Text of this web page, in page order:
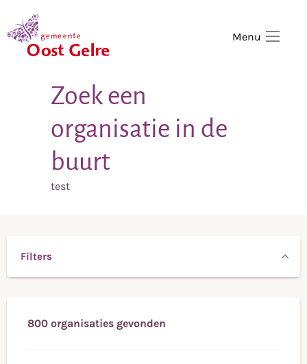
Menu
Zoek een
organisatie in de
buurt
test
Filters
800 organisaties gevonden